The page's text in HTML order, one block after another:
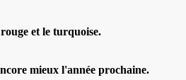
et le turquoise.
mieux l'année prochaine.